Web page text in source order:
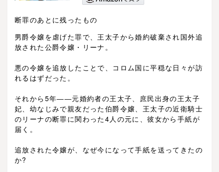
断罪のあとに残ったもの
男爵令嬢を虐げた罪で、王太子から婚約破棄され国外追
放された公爵令嬢・リーナ。
悪の令嬢を追放したことで、コロム国に平穏な日々が訪
れるはずだった。
それから5年――元婚約者の王太子、庶民出身の王太子
妃、幼なじみで親友だった伯爵令嬢、王太子の近衛騎士
のリーナの断罪に関わった4人の元に、彼女から手紙が
届く。
追放された令嬢が、なぜ今になって手紙を送ってきたの
か?